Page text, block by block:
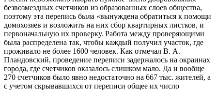
безвозмездных счетчиков из образованных слоев общества,
поэтому эта перепись была «вынуждена обратиться к помощи
домохозяев и возложить на них сбор квартирных листков, и
первоначальную их проверку. Работа между проверяющими
была распределена так, чтобы каждый получил участок, где
проживало не более 1600 человек. Как отмечал В. А.
Пландовский, проведение переписи задержалось на окраинах
города, где счетчиков оказалось слишком мало. Да и вообще
270 счетчиков было явно недостаточно на 667 тыс. жителей, а
с учетом скрывавшихся от переписи общее их число